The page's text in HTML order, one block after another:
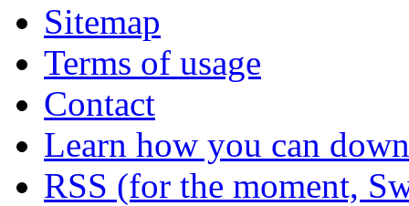
Sitemap
Terms of usage
Contact
Learn how you can
RSS (for the moment,